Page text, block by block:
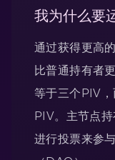
我为什么要
通过获得更高
比普通持有者
等于三个PIV
PIV。主节点
进行投票来参